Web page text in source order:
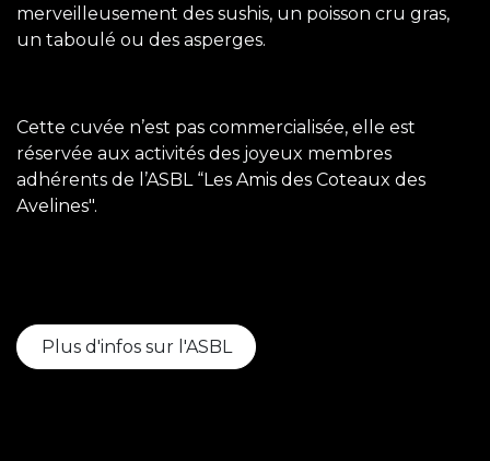
merveilleusement des sushis, un poisson cru gras,
un taboulé ou des asperges.
Cette cuvée n’est pas commercialisée, elle est
réservée aux activités des joyeux membres
adhérents de l’ASBL “Les Amis des Coteaux des
Avelines".
Plus d'infos sur l'ASBL